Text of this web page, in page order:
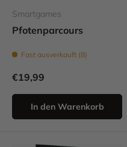
Smartgames
Pfotenparcours
Fast ausverkauft (8)
€19,99
In den Warenkorb